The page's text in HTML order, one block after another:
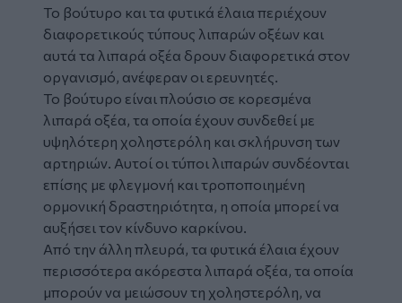
Το βούτυρο και τα φυτικά έλαια περιέχουν
διαφορετικούς τύπους λιπαρών οξέων και
αυτά τα λιπαρά οξέα δρουν διαφορετικά στον
οργανισμό, ανέφεραν οι ερευνητές.
Το βούτυρο είναι πλούσιο σε κορεσμένα
λιπαρά οξέα, τα οποία έχουν συνδεθεί με
υψηλότερη χοληστερόλη και σκλήρυνση των
αρτηριών. Αυτοί οι τύποι λιπαρών συνδέονται
επίσης με φλεγμονή και τροποποιημένη
ορμονική δραστηριότητα, η οποία μπορεί να
αυξήσει τον κίνδυνο καρκίνου.
Από την άλλη πλευρά, τα φυτικά έλαια έχουν
περισσότερα ακόρεστα λιπαρά οξέα, τα οποία
μπορούν να μειώσουν τη χοληστερόλη, να